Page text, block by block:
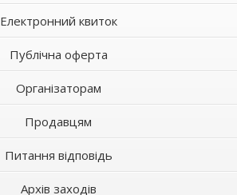
Електронний квиток
Публічна оферта
Організаторам
Продавцям
Питання відповідь
Архів заходів